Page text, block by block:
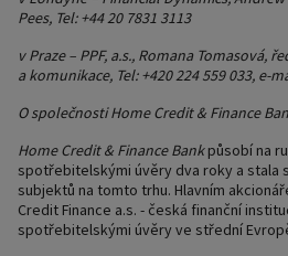
Pees, Tel: +44 20 7831 3113
v Praze – PPF, a.s., Romana Tomasová,
a komunikace, Tel: +420 224 559 033, e-
O společnosti Home Credit & Finance
Home Credit & Finance Bankpůsobí na
spotřebitelskými úvěry dva roky a stala
subjektů na tomto trhu. Hlavním
Credit Finance a.s. - česká finanční
spotřebitelskými úvěry ve střední